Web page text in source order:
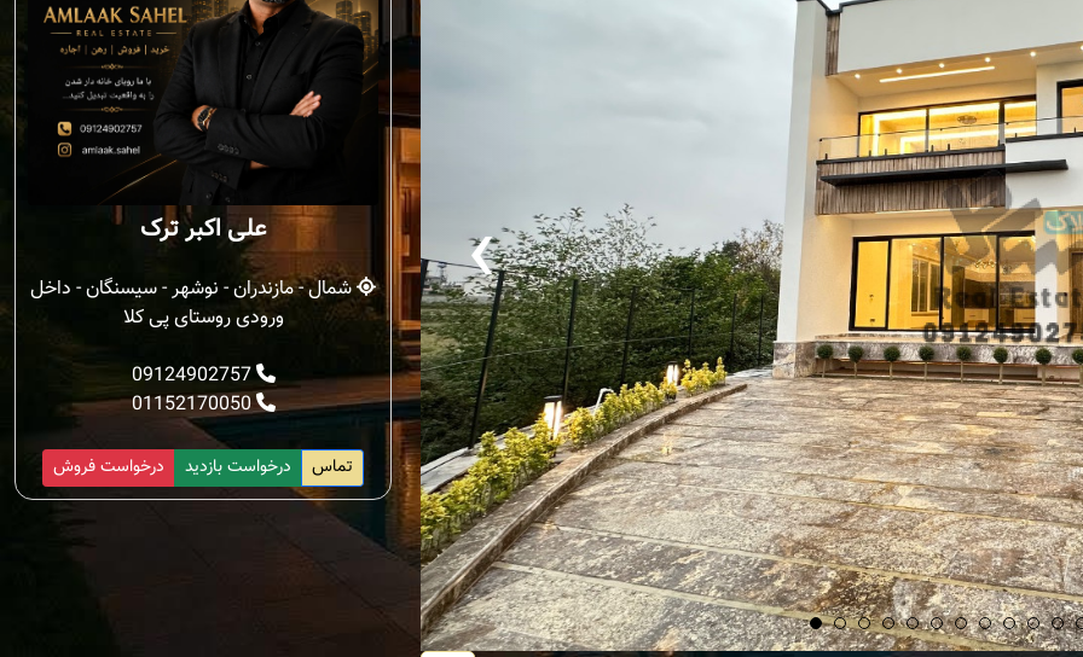
‹ علی اکبر ترک
شمال - مازندران - نوشهر - سیسنگان - داخل
ورودی روستای پی کلا
09124902757
01152170050
درخواست فروش درخواست بازدید تماس